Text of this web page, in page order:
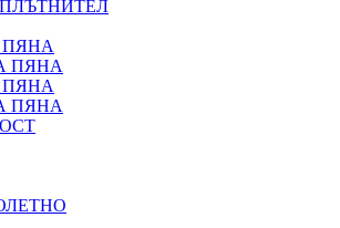
ПЯНА
ПЯНА
ПЯНА
ПЯНА